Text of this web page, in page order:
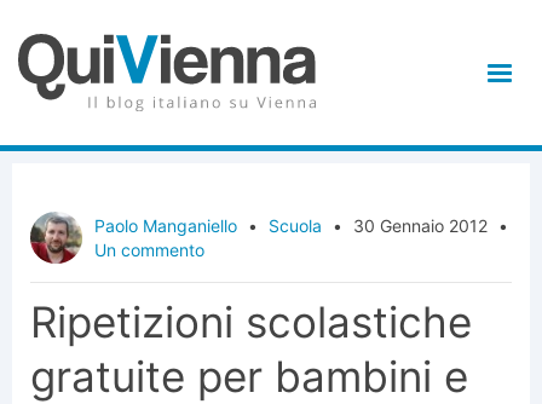
Paolo Manganiello • Scuola • 30 Gennaio 2012 •
Un commento
Ripetizioni scolastiche
gratuite per bambini e